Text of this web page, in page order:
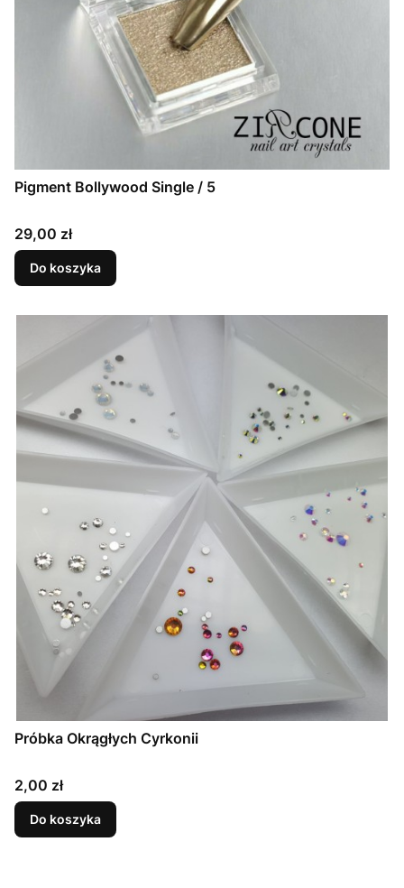
Pigment Bollywood Single / 5
Cena
29,00 zł
Do koszyka
Próbka Okrągłych Cyrkonii
Cena
2,00 zł
Do koszyka